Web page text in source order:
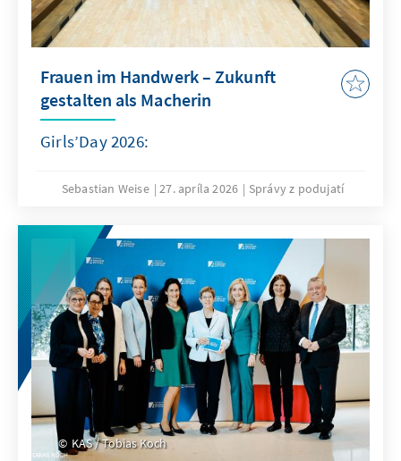
Frauen im Handwerk – Zukunft
gestalten als Macherin
Girls’Day 2026:
Sebastian Weise 27. apríla 2026 Správy z podujatí
KAS / Tobias Koch